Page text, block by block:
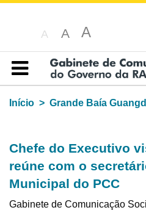
A A A
Índice
Início
Grande Baía
Chefe do Executivo
reúne com o
Municipal do PCC
Gabinete de Comunicação